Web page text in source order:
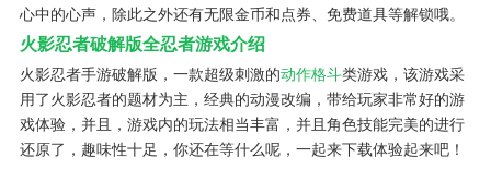
心中的心声，除此之外还有无限金币和点券、免费道具等解锁哦。
火影忍者破解版全忍者游戏介绍
火影忍者手游破解版，一款超级刺激的动作格斗类游戏，该游戏采
用了火影忍者的题材为主，经典的动漫改编，带给玩家非常好的游
戏体验，并且，游戏内的玩法相当丰富，并且角色技能完美的进行
还原了，趣味性十足，你还在等什么呢，一起来下载体验起来吧！